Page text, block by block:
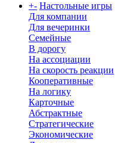
+- Настольные игры
Для компании
Для вечеринки
Семейные
В дорогу
На ассоциации
На скорость реакции
Кооперативные
На логику
Карточные
Абстрактные
Стратегические
Экономические